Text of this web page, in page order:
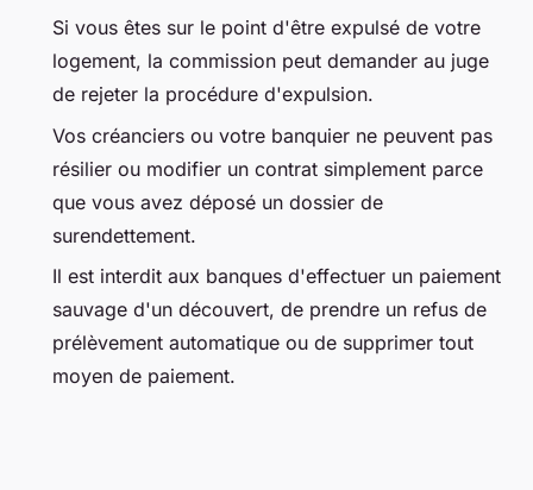
Si vous êtes sur le point d'être expulsé de votre
logement, la commission peut demander au juge
de rejeter la procédure d'expulsion.
Vos créanciers ou votre banquier ne peuvent pas
résilier ou modifier un contrat simplement parce
que vous avez déposé un dossier de
surendettement.
Il est interdit aux banques d'effectuer un paiement
sauvage d'un découvert, de prendre un refus de
prélèvement automatique ou de supprimer tout
moyen de paiement.